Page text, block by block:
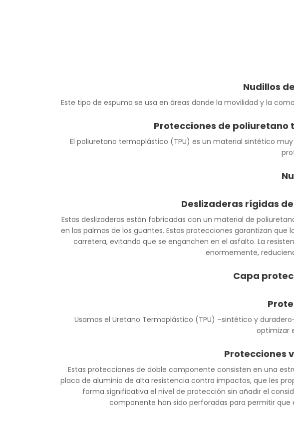
Nudillos
Este tipo de espuma se usa en áreas donde la movilidad y la
Protecciones de poliuretano
El poliuretano termoplástico (TPU) es un material sintético
Deslizaderas rígidas
Estas deslizaderas están fabricadas con un material de
en las palmas de los guantes. Estas protecciones garantizan
carretera, evitando que se enganchen en el asfalto. La
enormemente,
Capa
Usamos el Uretano Termoplástico (TPU) –sintético y
optimizar
Protecciones
Estas protecciones de doble componente consisten en una
placa de aluminio de alta resistencia contra impactos, que les
forma significativa el nivel de protección sin añadir el
componente han sido perforadas para permitir